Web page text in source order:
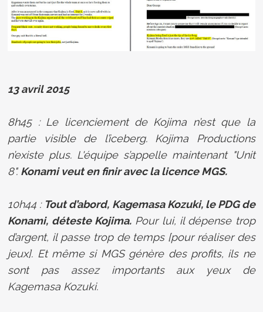
13 avril 2015
8h45 : Le licenciement de Kojima n’est que la
partie visible de l’iceberg. Kojima Productions
n’existe plus. L'équipe s’appelle maintenant "Unit
8". Konami veut en finir avec la licence MGS.
10h44 : Tout d’abord, Kagemasa Kozuki, le PDG de
Konami, déteste Kojima. Pour lui, il dépense trop
d’argent, il passe trop de temps [pour réaliser des
jeux]. Et même si MGS génère des profits, ils ne
sont pas assez importants aux yeux de
Kagemasa Kozuki.